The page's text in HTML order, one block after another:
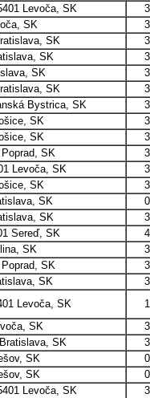
Levoča, SK
SK
SK
SK
SK
SK
Bystrica, SK
SK
SK
SK
Levoča, SK
SK
SK
SK
Sereď, SK
SK
SK
SK
Levoča, SK
SK
SK
SK
SK
Levoča, SK